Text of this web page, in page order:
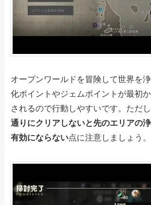
オープンワールドを冒険して世界を
化ポイントやジェムポイントが最初
されるので行動しやすいです。ただ
通りにクリアしないと先のエリアの
有効にならない点に注意しましょう。